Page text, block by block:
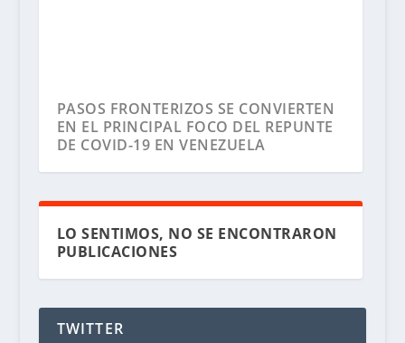
PASOS FRONTERIZOS SE CONVIERTEN
EN EL PRINCIPAL FOCO DEL REPUNTE
DE COVID-19 EN VENEZUELA
LO SENTIMOS, NO SE ENCONTRARON
PUBLICACIONES
TWITTER